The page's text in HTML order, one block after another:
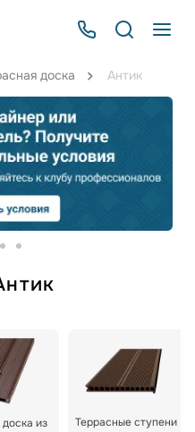
доска Антик
из
Террасные ступени